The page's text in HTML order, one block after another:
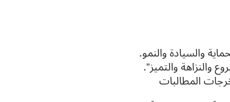
والسيادة والنمو.
والنزاهة والتميز”.
المطالبات